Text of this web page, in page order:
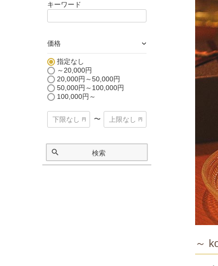
キーワード
価格 ›
指定なし
～20,000円
20,000円～50,000円
50,000円～100,000円
100,000円～
〜
検索
～